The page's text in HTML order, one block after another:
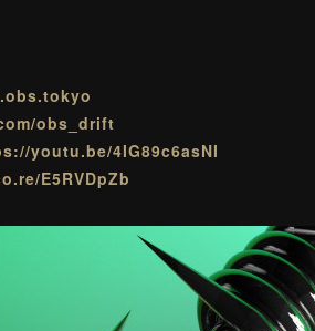
obs_drift
youtu.be/4IG89c6asNI
E5RVDpZb